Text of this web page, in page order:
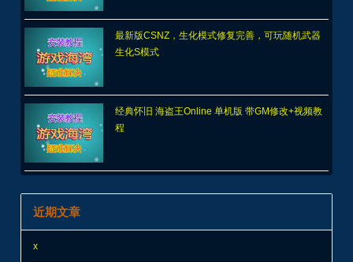
最新版CSNZ，生化模式修复完善，可玩随机武器
生化S模式
经典怀旧 海盗王Online 单机版 带GM修改+视频教
程
近期文章
x